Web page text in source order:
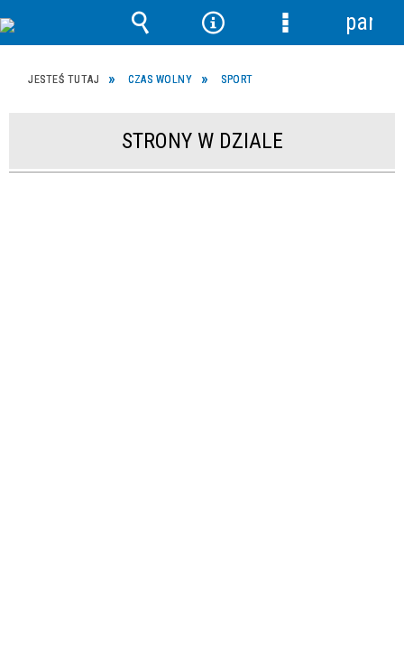
JESTEŚ TUTAJ CZAS WOLNY SPORT
STRONY W DZIALE
Wyszukiwarka
NarzędziaMenu
panel